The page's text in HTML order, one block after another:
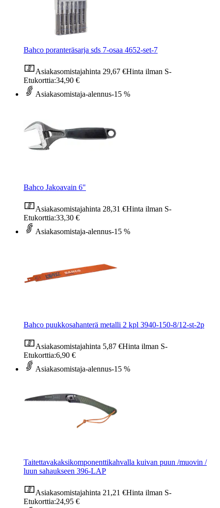
Bahco poranteräsarja sds 7-osaa 4652-set-7
Asiakasomistajahinta 29,67 €Hinta ilman S-
Etukorttia:34,90 €
Asiakasomistaja-alennus-15 %
Bahco Jakoavain 6"
Asiakasomistajahinta 28,31 €Hinta ilman S-
Etukorttia:33,30 €
Asiakasomistaja-alennus-15 %
Bahco puukkosahanterä metalli 2 kpl 3940-150-8/12-st-2p
Asiakasomistajahinta 5,87 €Hinta ilman S-
Etukorttia:6,90 €
Asiakasomistaja-alennus-15 %
Taitettavakaksikomponenttikahvalla kuivan puun /muovin /
luun sahaukseen 396-LAP
Asiakasomistajahinta 21,21 €Hinta ilman S-
Etukorttia:24,95 €